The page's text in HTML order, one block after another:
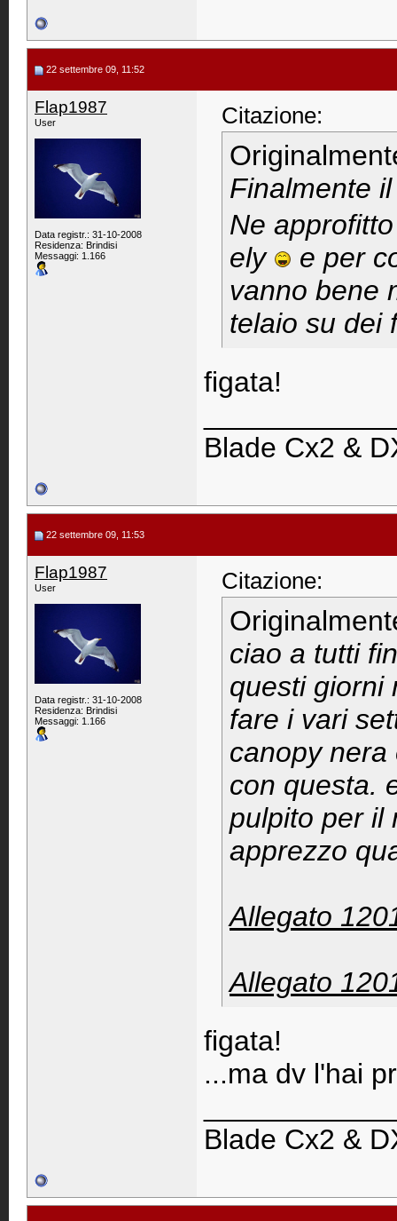
22 settembre 09, 11:52
Flap1987
User
Data registr.: 31-10-2008
Residenza: Brindisi
Messaggi: 1.166
Citazione:
Finalmente
Ne
ely
e per
vanno bene
telaio su dei
figata!
Blade Cx2 &
22 settembre 09, 11:53
Flap1987
User
Data registr.: 31-10-2008
Residenza: Brindisi
Messaggi: 1.166
Citazione:
ciao a tutti
questi giorni
fare i vari
canopy
con questa.
pulpito per il
apprezzo
Allegato
Allegato
figata!
...ma dv l'hai
Blade Cx2 &